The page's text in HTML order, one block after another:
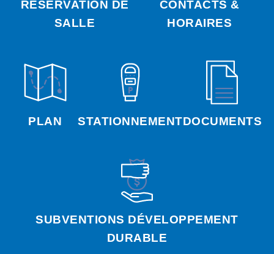
RÉSERVATION DE
SALLE
CONTACTS &
HORAIRES
PLAN STATIONNEMENTDOCUMENTS
SUBVENTIONS DÉVELOPPEMENT
DURABLE